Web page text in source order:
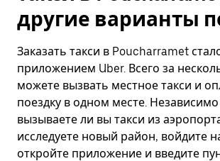
другие варианты
Заказать такси в Poucharramet
приложением Uber. Всего за
можете вызвать местное такси и
поездку в одном месте. Независимо
вызываете ли вы такси из
исследуете новый район, войдите
откройте приложение и введите